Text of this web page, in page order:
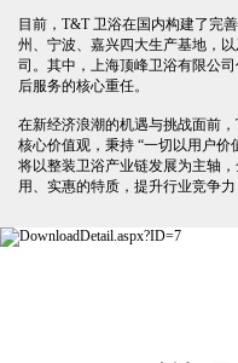
目前，T&T 卫浴在国内构建了完
州、宁波、嘉兴四大生产基地，
司。其中，上海顶峰卫浴有限公
后服务的核心重任。
在新经济浪潮的机遇与挑战面前
核心价值观，秉持 “一切以用户
将以整装卫浴产业链发展为主轴
用、实惠的特质，提升行业竞争